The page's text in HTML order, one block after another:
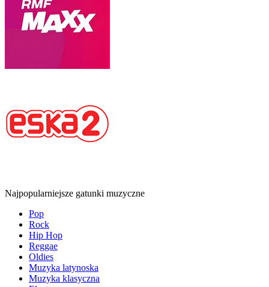
Najpopularniejsze gatunki muzyczne
Pop
Rock
Hip Hop
Reggae
Oldies
Muzyka latynoska
Muzyka klasyczna